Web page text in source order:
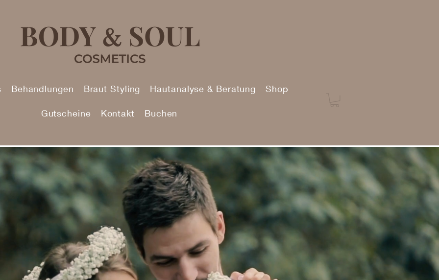
Behandlungen Braut Styling Hautanalyse & Beratung Shop
Gutscheine Kontakt Buchen